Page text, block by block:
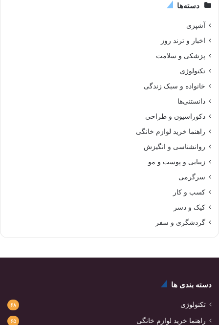
دسته‌ها
آشپزی
اخبار و ترند روز
پزشکی و سلامت
تکنولوژی
خانواده و سبک زندگی
دانستنی‌ها
دکوراسیون و طراحی
راهنما خرید لوازم خانگی
روانشناسی و انگیزش
زیبایی و پوست و مو
سرگرمی
کسب و کار
کیک و دسر
گردشگری و سفر
دسته بندی ها
تکنولوژی ۶۸
راهنما خرید لوازم خانگی ۶۵